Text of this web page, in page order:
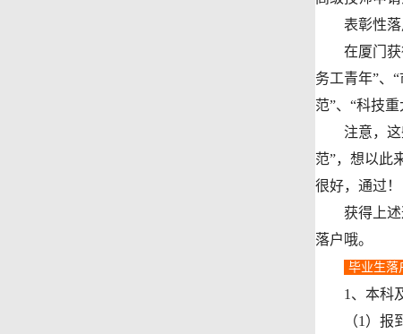
表彰性落
在厦门获得
务工青年”、
范”、“科技重
注意，这些
范”，想以此
很好，通过！
获得上述这
落户哦。
毕业生落
1、本科及
（1）报到